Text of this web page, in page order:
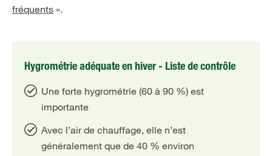
fréquents ».
Hygrométrie adéquate en hiver - Liste de contrôle
Une forte hygrométrie (60 à 90 %) est
importante
Avec l’air de chauffage, elle n’est
généralement que de 40 % environ